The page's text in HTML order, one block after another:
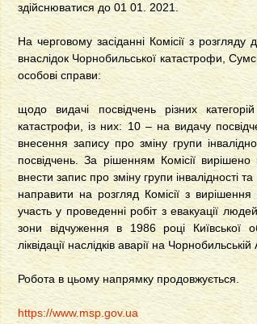
здійснюватися до 01 01. 2021.
На черговому засіданні Комісії з
внаслідок Чорнобильської катастрофи,
особові справи:
щодо видачі посвідчень різних
катастрофи, із них: 10 – на видачу
внесення запису про зміну групи
посвідчень. За рішенням Комісії
внести запис про зміну групи
направити на розгляд Комісії з
участь у проведенні робіт з евакуації
зони відчуження в 1986 році Київської
ліквідації наслідків аварії на
Робота в цьому напрямку продовжується.
https://www.msp.gov.ua